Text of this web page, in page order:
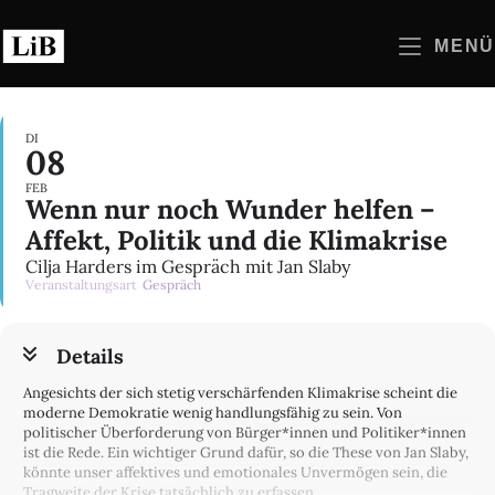
Inhalt
springen
MENÜ
DI
08
FEB
Wenn nur noch Wunder helfen –
Affekt, Politik und die Klimakrise
Cilja Harders im Gespräch mit Jan Slaby
Veranstaltungsart Gespräch
Details
Angesichts der sich stetig verschärfenden Klimakrise scheint die
moderne Demokratie wenig handlungsfähig zu sein. Von
politischer Überforderung von Bürger*innen und Politiker*innen
ist die Rede. Ein wichtiger Grund dafür, so die These von Jan Slaby,
könnte unser affektives und emotionales Unvermögen sein, die